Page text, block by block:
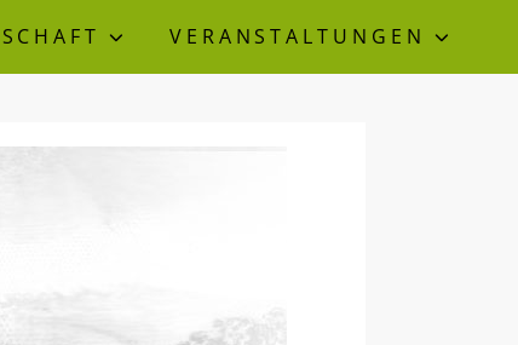
VERANSTALTUNGEN